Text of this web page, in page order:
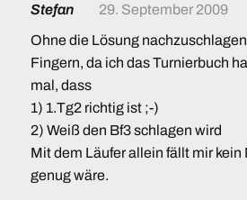
Stefan
29. September 2009
Ohne die Lösung
Fingern, da ich das Turnierbuch
mal, dass
1) 1.Tg2 richtig ist ;-)
2) Weiß den Bf3 schlagen wird
Mit dem Läufer allein fällt mir kein
genug wäre.